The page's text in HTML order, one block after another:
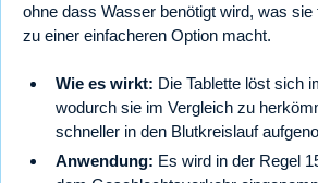
ohne dass Wasser benötigt wird, was sie
zu einer einfacheren Option macht.
Wie es wirkt: Die Tablette löst sich
wodurch sie im Vergleich zu
schneller in den Blutkreislauf
Anwendung: Es wird in der Regel